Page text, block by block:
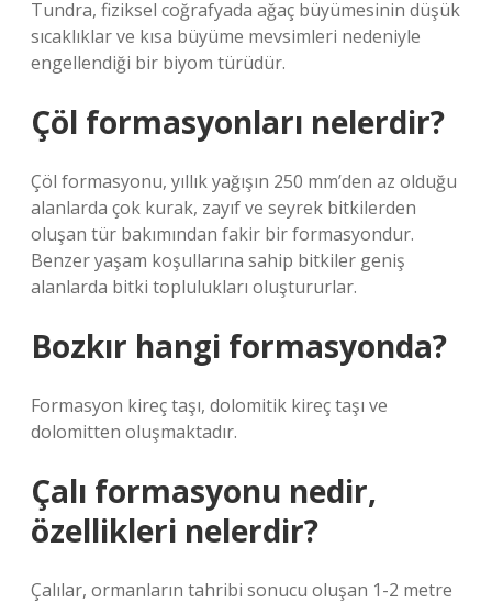
Tundra, fiziksel coğrafyada ağaç büyümesinin düşük
sıcaklıklar ve kısa büyüme mevsimleri nedeniyle
engellendiği bir biyom türüdür.
Çöl formasyonları nelerdir?
Çöl formasyonu, yıllık yağışın 250 mm’den az olduğu
alanlarda çok kurak, zayıf ve seyrek bitkilerden
oluşan tür bakımından fakir bir formasyondur.
Benzer yaşam koşullarına sahip bitkiler geniş
alanlarda bitki toplulukları oluştururlar.
Bozkır hangi formasyonda?
Formasyon kireç taşı, dolomitik kireç taşı ve
dolomitten oluşmaktadır.
Çalı formasyonu nedir,
özellikleri nelerdir?
Çalılar, ormanların tahribi sonucu oluşan 1-2 metre